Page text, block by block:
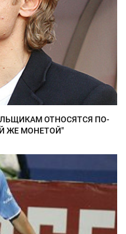
ОТНОСЯТСЯ ПО-
ЖЕ МОНЕТОЙ"